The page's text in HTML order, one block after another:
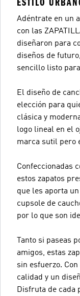
Adéntrate en un
con las
diseñaron para
diseños de
sencillo listo
El diseño de
elección para
clásica y
logo lineal en el
marca sutil pero
Confeccionadas
estos zapatos
que les aporta
cupsole de
por lo que son
Tanto si paseas
amigos, estas
sin esfuerzo.
calidad y un
Disfruta de cada